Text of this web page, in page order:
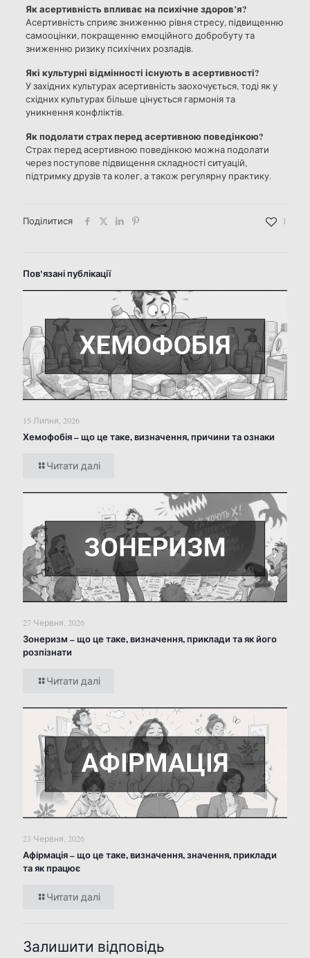
Як асертивність впливає на психічне здоров’я?
Асертивність сприяє зниженню рівня стресу, підвищенню
самооцінки, покращенню емоційного добробуту та
зниженню ризику психічних розладів.
Які культурні відмінності існують в асертивності?
У західних культурах асертивність заохочується, тоді як у
східних культурах більше цінується гармонія та
уникнення конфліктів.
Як подолати страх перед асертивною поведінкою?
Страх перед асертивною поведінкою можна подолати
через поступове підвищення складності ситуацій,
підтримку друзів та колег, а також регулярну практику.
Поділитися 1
Пов'язані публікації
15 Липня, 2026
Хемофобія – що це таке, визначення, причини та ознаки
Читати далі
27 Червня, 2026
Зонеризм – що це таке, визначення, приклади та як його
розпізнати
Читати далі
23 Червня, 2026
Афірмація – що це таке, визначення, значення, приклади
та як працює
Читати далі
Залишити відповідь